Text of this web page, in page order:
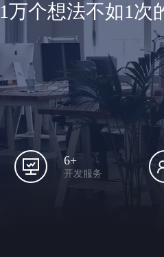
1万个想法不如1次
6+
开发服务